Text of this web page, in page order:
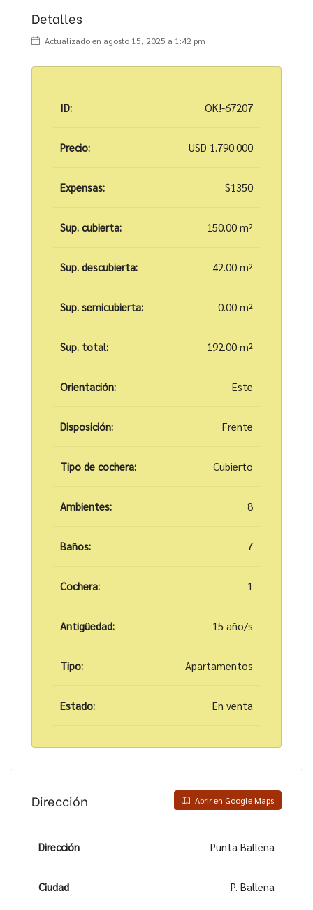
Detalles
Actualizado en agosto 15, 2025 a 1:42 pm
ID: OK!-67207
Precio: USD 1.790.000
Expensas: $1350
Sup. cubierta: 150.00 m²
Sup. descubierta: 42.00 m²
Sup. semicubierta: 0.00 m²
Sup. total: 192.00 m²
Orientación: Este
Disposición: Frente
Tipo de cochera: Cubierto
Ambientes: 8
Baños: 7
Cochera: 1
Antigüedad: 15 año/s
Tipo: Apartamentos
Estado: En venta
Dirección Abrir en Google Maps
Dirección Punta Ballena
Ciudad P. Ballena